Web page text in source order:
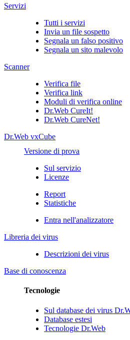
Servizi
Tutti i servizi
Invia un file sospetto
Segnala un falso positivo
Segnala un sito malevolo
Scanner
Verifica file
Verifica link
Moduli di verifica online
Dr.Web CureIt!
Dr.Web CureNet!
Dr.Web vxCube
Versione di prova
Sul servizio
Licenze
Report
Statistiche
Entra nell'analizzatore
Libreria dei virus
Descrizioni dei virus
Base di conoscenza
Tecnologie
Sul database dei virus
Database estesi
Tecnologie Dr.Web